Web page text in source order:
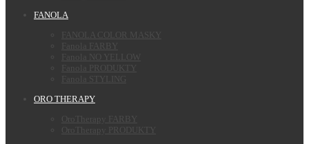
FANOLA
FANOLA COLOR MASKY
Fanola FARBY
Fanola NO YELLOW
Fanola PRODUKTY
Fanola STYLING
ORO THERAPY
OroTherapy FARBY
OroTherapy PRODUKTY